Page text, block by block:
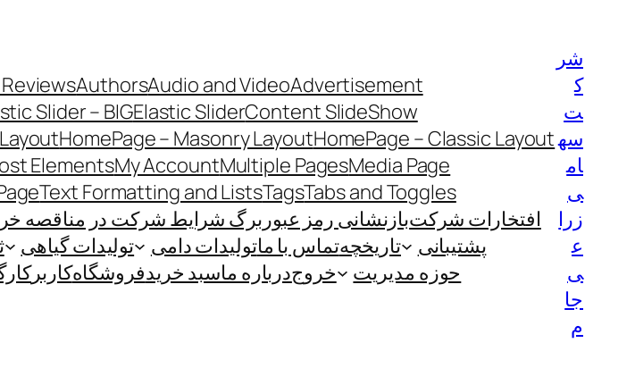
شر
ک
ت
سه
ام
ی
زرا
ع
ی
جا
م
Advertisement
Audio and Video
Authors
Content SlideShow
Elastic Slider
Slider – BIG
HomePage – Classic Layout
HomePage – Masonry Layout
Media Page
Multiple Pages
My Account
Elements
Tabs and Toggles
Tags
Text Formatting and Lists
افتخارات شرکتبازنشانی رمز عبور برگ شرایط شرکت در مناقصه
پشتیبانی
تاریخچهتماس با ماتولیدات دامی تولیدات گیاهی
حوزه مدیریت
خروجدرباره ماسبد خریدفروشگاهکاربر